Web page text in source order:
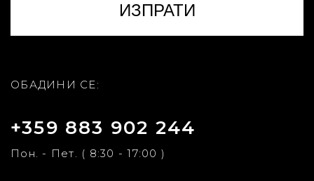
ОБАДИНИ СЕ:
+359 883 902 244
Пон. - Пет. ( 8:30 - 17:00 )